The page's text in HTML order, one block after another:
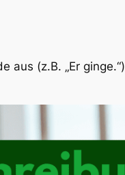
aus (z.B. „Er ginge.“)